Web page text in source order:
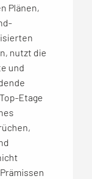
Plänen,
nutzt die
und
Etage